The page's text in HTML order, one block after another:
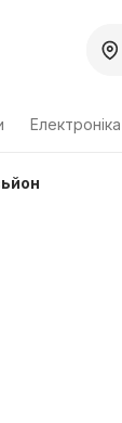
Електроніка